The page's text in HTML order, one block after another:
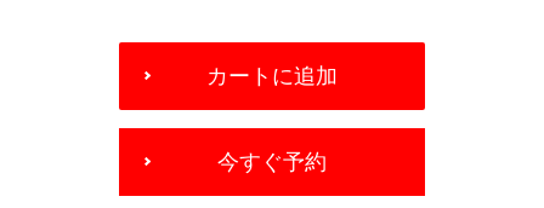
OPTIONS
カートに追加
今すぐ予約